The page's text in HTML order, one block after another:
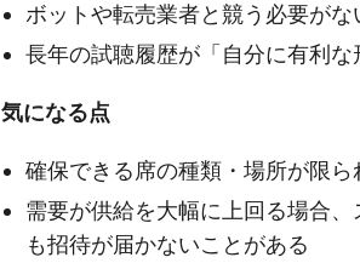
ボットや転売業者と競う必要がな
長年の試聴履歴が「自分に有利な
気になる点
確保できる席の種類・場所が限ら
需要が供給を大幅に上回る場合
も招待が届かないことがある